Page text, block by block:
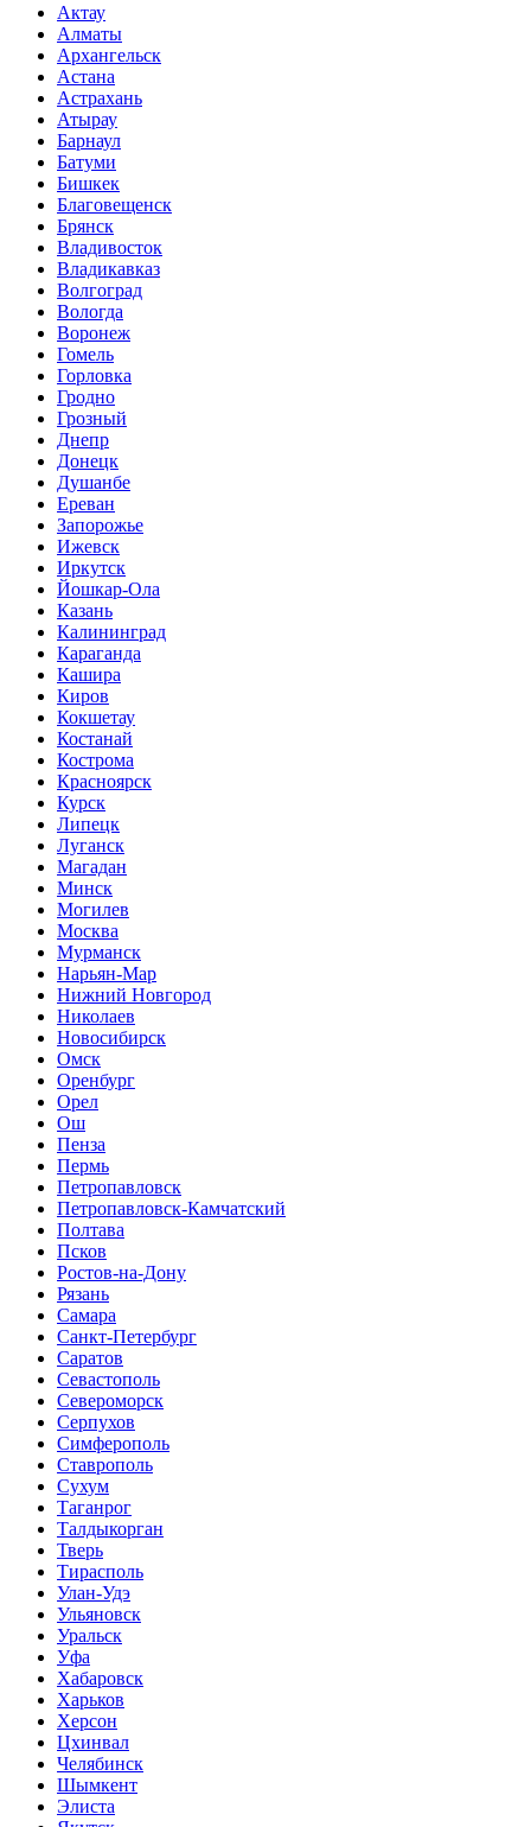
Актау
Алматы
Архангельск
Астана
Астрахань
Атырау
Барнаул
Батуми
Бишкек
Благовещенск
Брянск
Владивосток
Владикавказ
Волгоград
Вологда
Воронеж
Гомель
Горловка
Гродно
Грозный
Днепр
Донецк
Душанбе
Ереван
Запорожье
Ижевск
Иркутск
Йошкар-Ола
Казань
Калининград
Караганда
Кашира
Киров
Кокшетау
Костанай
Кострома
Красноярск
Курск
Липецк
Луганск
Магадан
Минск
Могилев
Москва
Мурманск
Нарьян-Мар
Нижний Новгород
Николаев
Новосибирск
Омск
Оренбург
Орел
Ош
Пенза
Пермь
Петропавловск
Петропавловск-Камчатский
Полтава
Псков
Ростов-на-Дону
Рязань
Самара
Санкт-Петербург
Саратов
Севастополь
Североморск
Серпухов
Симферополь
Ставрополь
Сухум
Таганрог
Tалдыкорган
Тверь
Тирасполь
Улан-Удэ
Ульяновск
Уральск
Уфа
Хабаровск
Харьков
Херсон
Цхинвал
Челябинск
Шымкент
Элиста